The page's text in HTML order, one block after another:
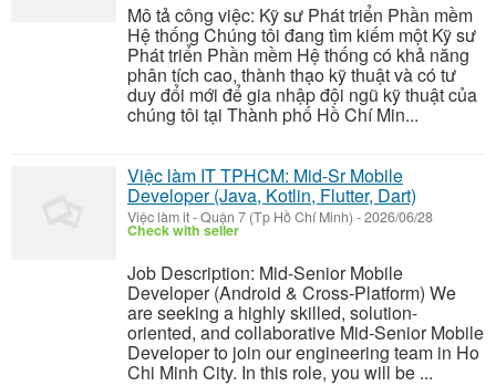
Mô tả công việc: Kỹ sư Phát triển Phần mềm
Hệ thống Chúng tôi đang tìm kiếm một Kỹ sư
Phát triển Phần mềm Hệ thống có khả năng
phân tích cao, thành thạo kỹ thuật và có tư
duy đổi mới để gia nhập đội ngũ kỹ thuật của
chúng tôi tại Thành phố Hồ Chí Min...
Việc làm IT TPHCM: Mid-Sr Mobile
Developer (Java, Kotlin, Flutter, Dart)
Việc làm it-Quận 7 (Tp Hồ Chí Minh) -2026/06/28
Check with seller
Job Description: Mid-Senior Mobile
Developer (Android & Cross-Platform) We
are seeking a highly skilled, solution-
oriented, and collaborative Mid-Senior Mobile
Developer to join our engineering team in Ho
Chi Minh City. In this role, you will be ...